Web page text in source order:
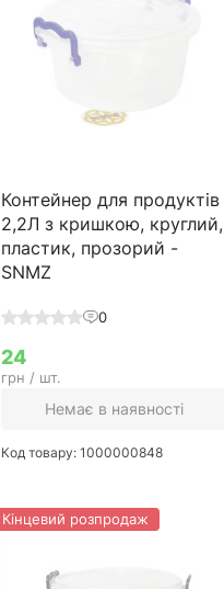
Контейнер для продуктів
2,2Л з кришкою, круглий,
пластик, прозорий -
SNMZ
0
24
грн / шт.
Немає в наявності
Код товару: 1000000848
Кінцевий розпродаж